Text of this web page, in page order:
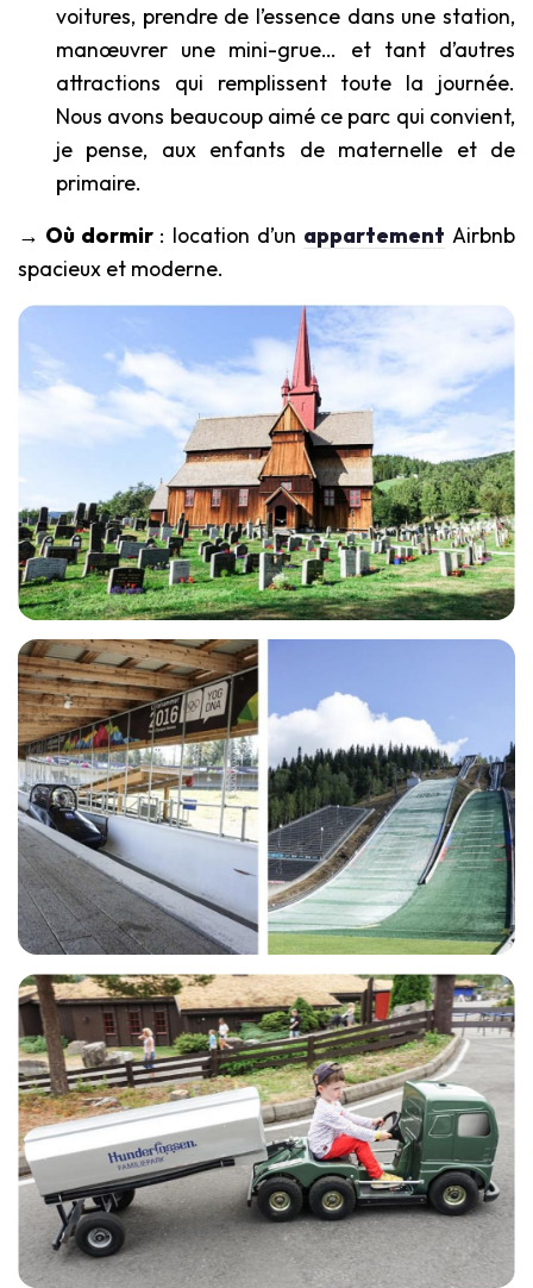
voitures, prendre de l’essence dans une station,
manœuvrer une mini-grue… et tant d’autres
attractions qui remplissent toute la journée.
Nous avons beaucoup aimé ce parc qui convient,
je pense, aux enfants de maternelle et de
primaire.
→ Où dormir : location d’un appartement Airbnb
spacieux et moderne.